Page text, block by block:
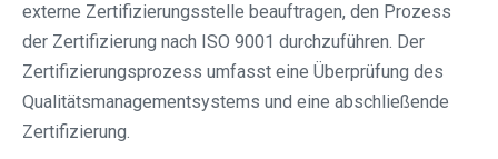
externe Zertifizierungsstelle beauftragen, den Prozess
der Zertifizierung nach ISO 9001 durchzuführen. Der
Zertifizierungsprozess umfasst eine Überprüfung des
Qualitätsmanagementsystems und eine abschließende
Zertifizierung.